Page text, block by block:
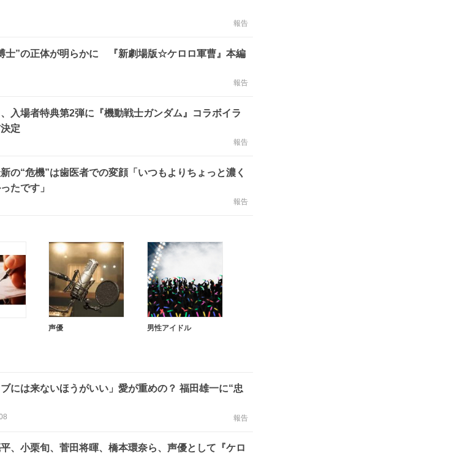
報告
士”の正体が明らかに 『新劇場版☆ケロロ軍曹』本編
報告
入場者特典第2弾に『機動戦士ガンダム』コラボイラ
定
報告
の“危機”は歯医者での変顔「いつもよりちょっと濃く
たです」
報告
声優 男性アイドル
には来ないほうがいい」愛が重めの？ 福田雄一に“忠
報告
、小栗旬、菅田将暉、橋本環奈ら、声優として『ケロ